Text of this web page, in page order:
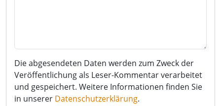
Die abgesendeten Daten werden zum Zweck der
Veröffentlichung als Leser-Kommentar verarbeitet
und gespeichert. Weitere Informationen finden Sie
in unserer Datenschutzerklärung.